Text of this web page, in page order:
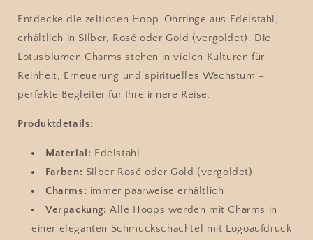
LotusblumeLotusblume
Entdecke die zeitlosen Hoop-Ohrringe aus Edelstahl,
erhältlich in Silber, Rosé oder Gold (vergoldet). Die
Lotusblumen Charms stehen in vielen Kulturen für
Reinheit, Erneuerung und spirituelles Wachstum –
perfekte Begleiter für Ihre innere Reise.
Produktdetails:
Material: Edelstahl
Farben: Silber Rosé oder Gold (vergoldet)
Charms: immer paarweise erhältlich
Verpackung: Alle Hoops werden mit Charms in
einer eleganten Schmuckschachtel mit Logoaufdruck